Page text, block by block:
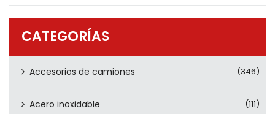
PRODUCTOS
CONTÁCTENOS
CATEGORÍAS
Accesorios de camiones (346)
Acero inoxidable (111)